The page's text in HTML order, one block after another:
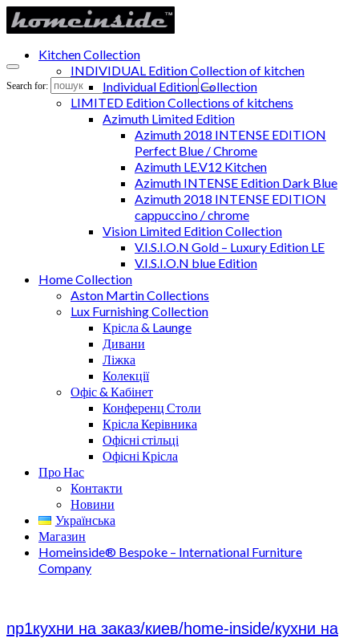
Search for:
Kitchen Collection
INDIVIDUAL Edition Collection of kitchen
Individual Edition Collection
LIMITED Edition Collections of kitchens
Azimuth Limited Edition
Azimuth 2018 INTENSE EDITION
Perfect Blue / Chrome
Azimuth LE.V12 Kitchen
Azimuth INTENSE Edition Dark Blue
Azimuth 2018 INTENSE EDITION
cappuccino / chrome
Vision Limited Edition Collection
V.I.S.I.O.N Gold – Luxury Edition LE
V.I.S.I.O.N blue Edition
Home Collection
Aston Martin Collections
Lux Furnishing Collection
Крісла & Launge
Дивани
Ліжка
Колекції
Офіс & Кабінет
Конференц Столи
Крісла Керівника
Офісні стільці
Офісні Крісла
Про Нас
Контакти
Новини
Українська
Магазин
Homeinside® Bespoke – International Furniture
Company
np1кухни на заказ/киев/home-inside/кухни на